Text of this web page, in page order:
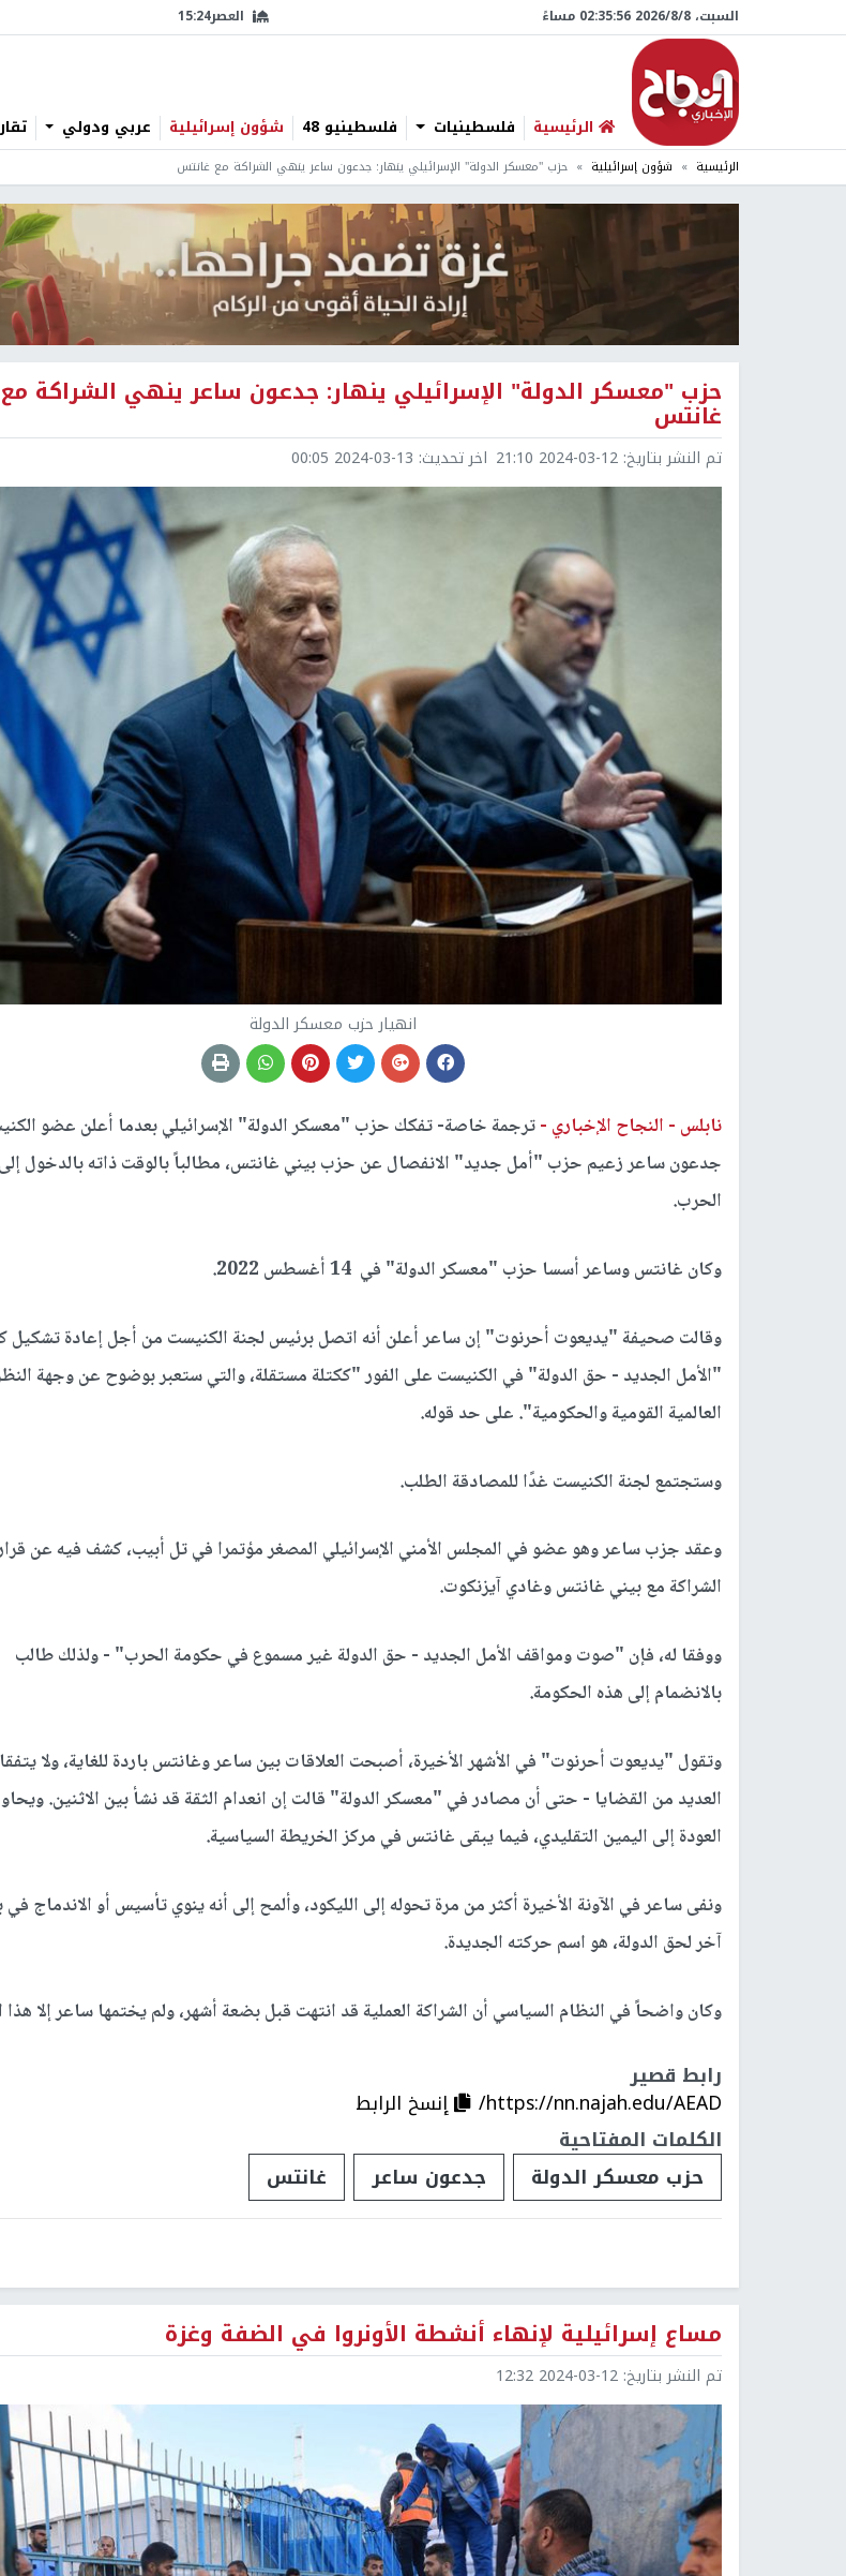
السبت، 8/‏8/‏2026 02:35:57 مساءً العصر15:24
الرئيسية فلسطينيات فلسطينيو 48 شؤون إسرائيلية عربي ودولي
الرئيسية شؤون إسرائيلية حزب "معسكر الدولة" الإسرائيلي ينهار: جدعون ساعر ينهي الشراكة مع غانتس
حزب "معسكر الدولة" الإسرائيلي ينهار: جدعون ساعر ينهي الشراكة مع
غانتس
تم النشر بتاريخ: 2024-03-12 21:10 اخر تحديث: 2024-03-13 00:05
انهيار حزب معسكر الدولة
نابلس - النجاح الإخباري -ترجمة خاصة- تفكك حزب "معسكر الدولة" الإسرائيلي بعدما أعلن عضو
جدعون ساعر زعيم حزب "أمل جديد" الانفصال عن حزب بيني غانتس، مطالباً بالوقت ذاته بالدخول
الحرب.
وكان غانتس وساعر أسسا حزب "معسكر الدولة" في 14 أغسطس 2022.
وقالت صحيفة "يديعوت أحرنوت" إن ساعر أعلن أنه اتصل برئيس لجنة الكنيست من أجل إعادة تشكيل
"الأمل الجديد - حق الدولة" في الكنيست على الفور "ككتلة مستقلة، والتي ستعبر بوضوح عن وجهة
العالمية القومية والحكومية". على حد قوله.
وستجتمع لجنة الكنيست غدًا للمصادقة الطلب.
وعقد جزب ساعر وهو عضو في المجلس الأمني الإسرائيلي المصغر مؤتمرا في تل أبيب، كشف فيه عن
الشراكة مع بيني غانتس وغادي آيزنكوت.
ووفقا له، فإن "صوت ومواقف الأمل الجديد - حق الدولة غير مسموع في حكومة الحرب" - ولذلك طالب
بالانضمام إلى هذه الحكومة.
وتقول "يديعوت أحرنوت" في الأشهر الأخيرة، أصبحت العلاقات بين ساعر وغانتس باردة للغاية، ولا
العديد من القضايا - حتى أن مصادر في "معسكر الدولة" قالت إن انعدام الثقة قد نشأ بين الاثنين.
العودة إلى اليمين التقليدي، فيما يبقى غانتس في مركز الخريطة السياسية.
ونفى ساعر في الآونة الأخيرة أكثر من مرة تحوله إلى الليكود، وألمح إلى أنه ينوي تأسيس أو الاندماج في
آخر لحق الدولة، هو اسم حركته الجديدة.
وكان واضحاً في النظام السياسي أن الشراكة العملية قد انتهت قبل بضعة أشهر، ولم يختمها ساعر إلا هذا
رابط قصير
https://nn.najah.edu/AEAD/
إنسخ الرابط
الكلمات المفتاحية
حزب معسكر الدولة
جدعون ساعر غانتس
مساع إسرائيلية لإنهاء أنشطة الأونروا في الضفة وغزة
تم النشر بتاريخ: 2024-03-12 12:32